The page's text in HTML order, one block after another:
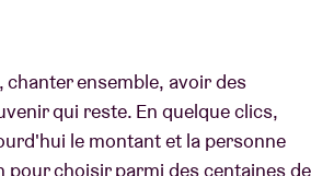
chanter ensemble, avoir des
qui reste. En quelque clics,
le montant et la personne
pour choisir parmi des centaines de